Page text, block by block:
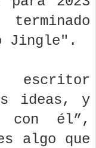
Jingle".
ideas, y
él”,
algo que